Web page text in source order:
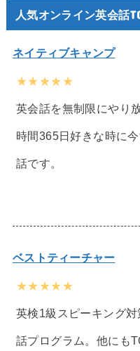
人気オンライン英会話
ネイティブキャンプ
★★★★★
英会話を無制限にやり
時間365日好きな時に
話です。
ベストティーチャー
★★★★★
英検1級スピーキング
話プログラム。他にも